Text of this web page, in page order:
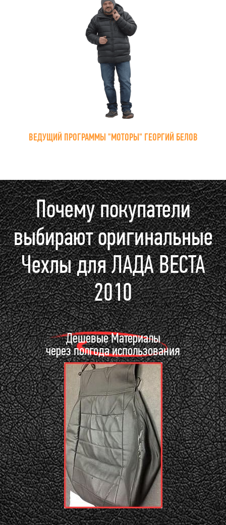
ВЕДУЩИЙ ПРОГРАММЫ "МОТОРЫ" ГЕОРГИЙ БЕЛОВ
Почему покупатели
выбирают оригинальные
Чехлы для ЛАДА ВЕСТА
2010
Дешевые Материалы
через полгода использования